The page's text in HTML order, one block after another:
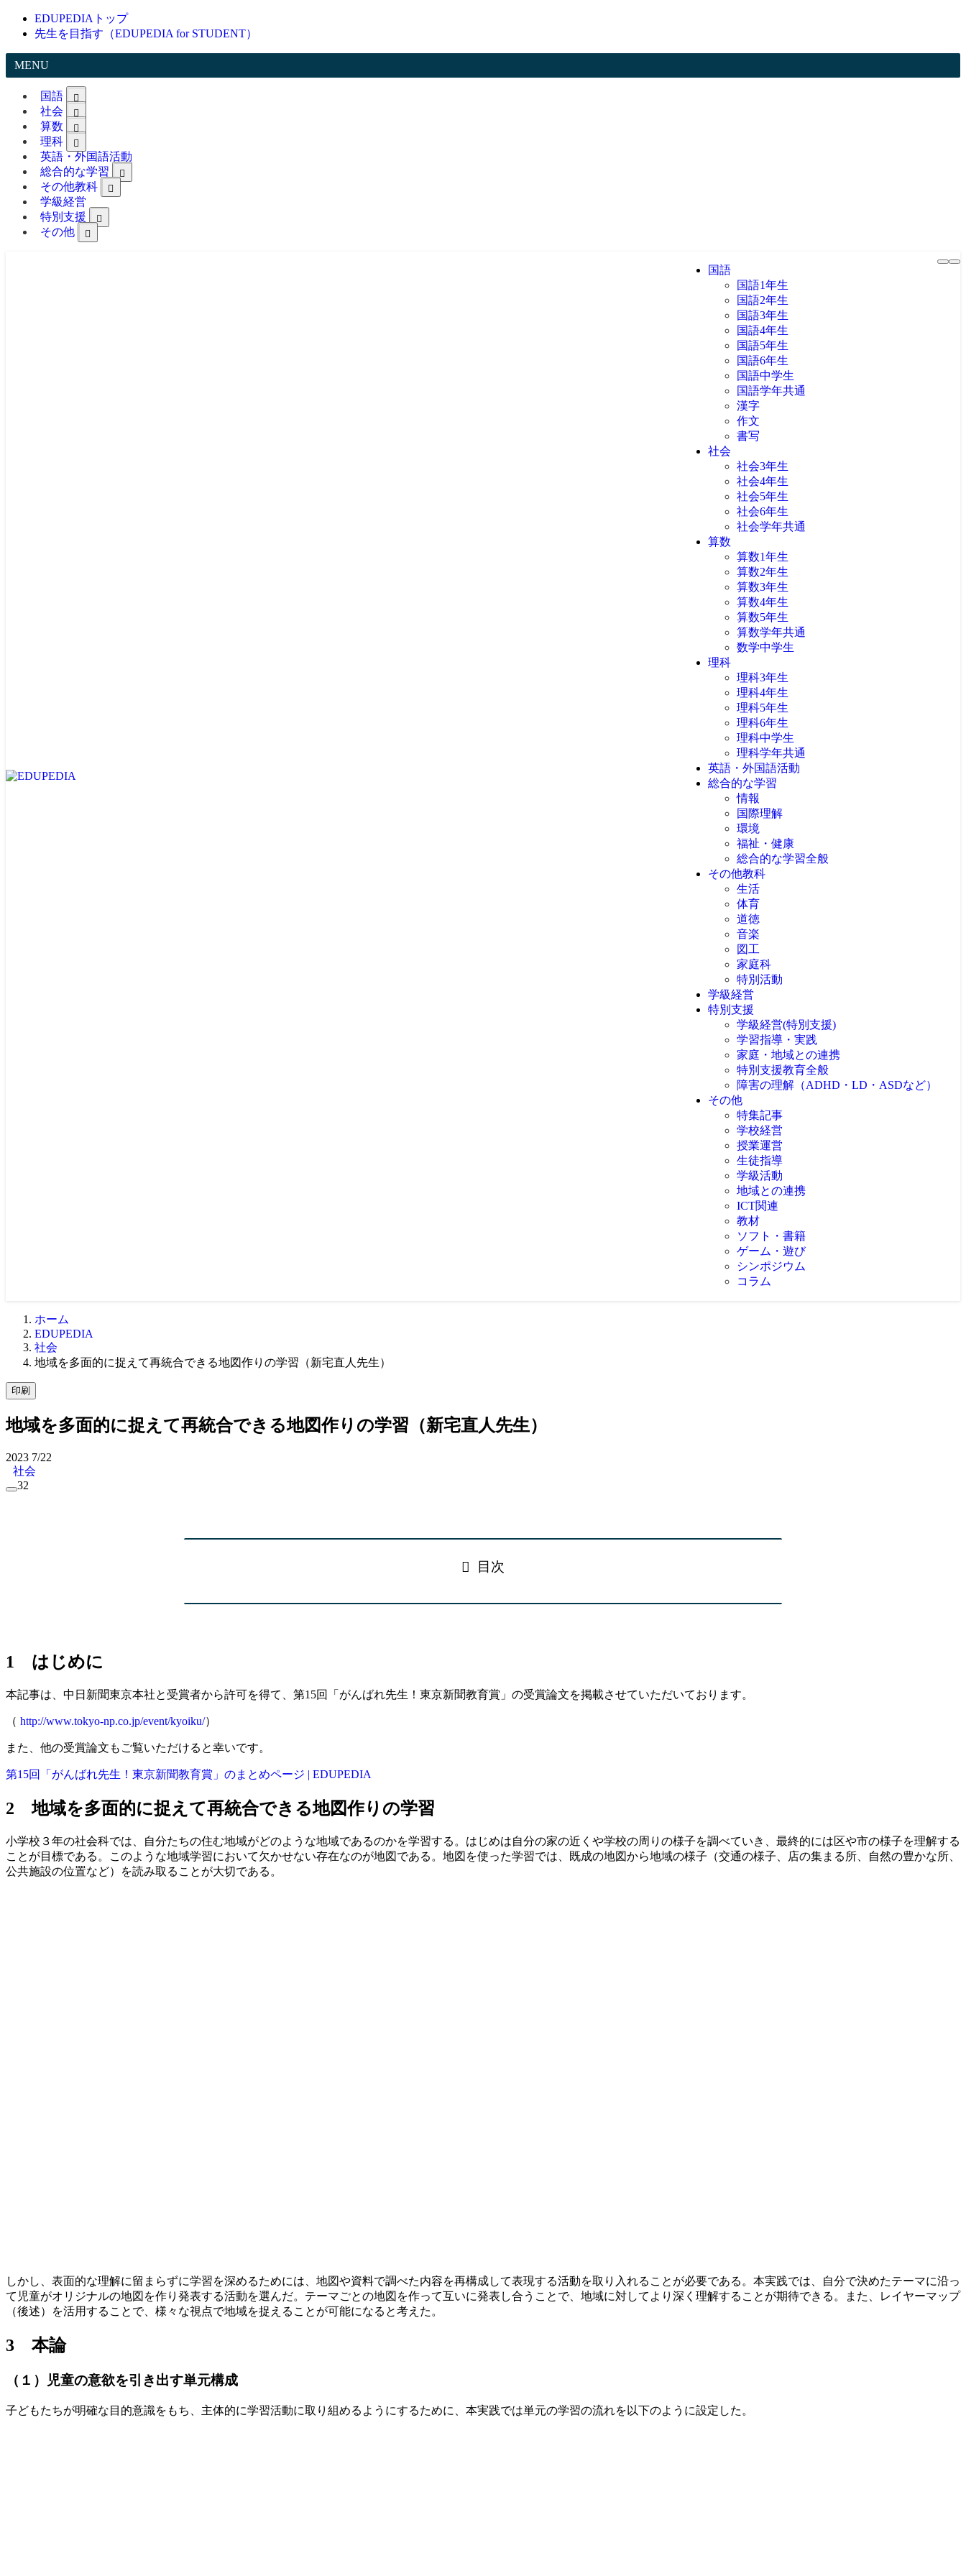
EDUPEDIAトップ
先生を目指す（EDUPEDIA for STUDENT）
MENU
国語
社会
算数
理科
英語・外国語活動
総合的な学習
その他教科
学級経営
特別支援
その他
国語
国語1年生
国語2年生
国語3年生
国語4年生
国語5年生
国語6年生
国語中学生
国語学年共通
漢字
作文
書写
社会
社会3年生
社会4年生
社会5年生
社会6年生
社会学年共通
算数
算数1年生
算数2年生
算数3年生
算数4年生
算数5年生
算数学年共通
数学中学生
理科
理科3年生
理科4年生
理科5年生
理科6年生
理科中学生
理科学年共通
英語・外国語活動
総合的な学習
情報
国際理解
環境
福祉・健康
総合的な学習全般
その他教科
生活
体育
道徳
音楽
図工
家庭科
特別活動
学級経営
特別支援
学級経営(特別支援)
学習指導・実践
家庭・地域との連携
特別支援教育全般
障害の理解（ADHD・LD・ASDなど）
その他
特集記事
学校経営
授業運営
生徒指導
学級活動
地域との連携
ICT関連
教材
ソフト・書籍
ゲーム・遊び
シンポジウム
コラム
ホーム
EDUPEDIA
社会
地域を多面的に捉えて再統合できる地図作りの学習（新宅直人先生）
印刷
地域を多面的に捉えて再統合できる地図作りの学習（新宅直人先生）
2023 7/22
社会
32
目次
1 はじめに
本記事は、中日新聞東京本社と受賞者から許可を得て、第15回「がんばれ先生！東京新聞教育賞」の受賞論文を掲載させていただいております。
（ http://www.tokyo-np.co.jp/event/kyoiku/）
また、他の受賞論文もご覧いただけると幸いです。
第15回「がんばれ先生！東京新聞教育賞」のまとめページ | EDUPEDIA
2 地域を多面的に捉えて再統合できる地図作りの学習
小学校３年の社会科では、自分たちの住む地域がどのような地域であるのかを学習する。はじめは自分の家の近くや学校の周りの様子を調べていき、最終的には区や市の様子を理解する
ことが目標である。このような地域学習において欠かせない存在なのが地図である。地図を使った学習では、既成の地図から地域の様子（交通の様子、店の集まる所、自然の豊かな所、
公共施設の位置など）を読み取ることが大切である。
しかし、表面的な理解に留まらずに学習を深めるためには、地図や資料で調べた内容を再構成して表現する活動を取り入れることが必要である。本実践では、自分で決めたテーマに沿っ
て児童がオリジナルの地図を作り発表する活動を選んだ。テーマごとの地図を作って互いに発表し合うことで、地域に対してより深く理解することが期待できる。また、レイヤーマップ
（後述）を活用することで、様々な視点で地域を捉えることが可能になると考えた。
3 本論
（１）児童の意欲を引き出す単元構成
子どもたちが明確な目的意識をもち、主体的に学習活動に取り組めるようにするために、本実践では単元の学習の流れを以下のように設定した。